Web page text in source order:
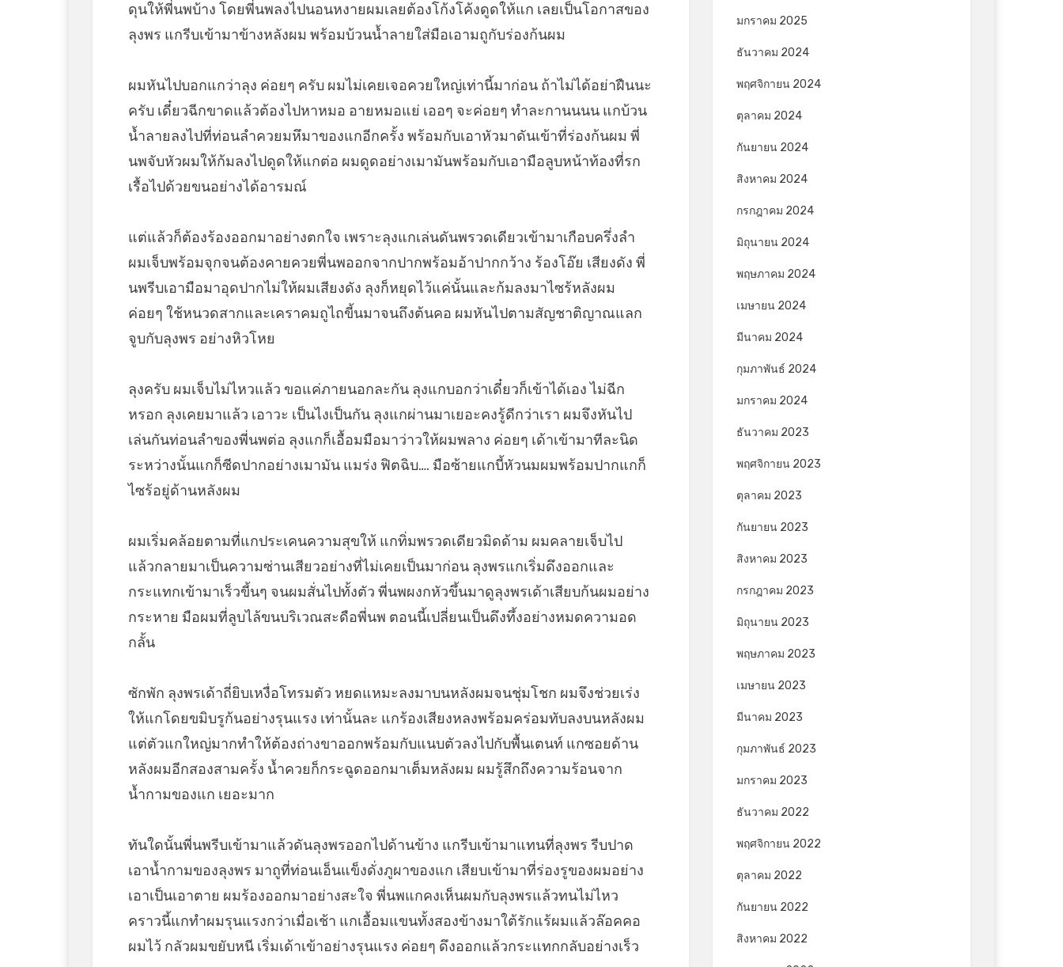
ดุนให้พี่นพบ้าง โดยพี่นพลงไปนอนหงายผมเลยต้องโก้งโค้งดูดให้แก เลยเป็นโอกาสของ
ลุงพร แกรีบเข้ามาข้างหลังผม พร้อมบ้วนน้ำลายใส่มือเอามถูกับร่องก้นผม
ผมหันไปบอกแกว่าลุง ค่อยๆ ครับ ผมไม่เคยเจอควยใหญ่เท่านี้มาก่อน ถ้าไม่ได้อย่าฝืนนะ
ครับ เดี๋ยวฉีกขาดแล้วต้องไปหาหมอ อายหมอแย่ เออๆ จะค่อยๆ ทำละกานนนน แกบ้วน
น้ำลายลงไปที่ท่อนลำควยมหึมาของแกอีกครั้ง พร้อมกับเอาหัวมาดันเข้าที่ร่องก้นผม พี่
นพจับหัวผมให้ก้มลงไปดูดให้แกต่อ ผมดูดอย่างเมามันพร้อมกับเอามือลูบหน้าท้องที่รก
เรื้อไปด้วยขนอย่างได้อารมณ์
แต่แล้วก็ต้องร้องออกมาอย่างตกใจ เพราะลุงแกเล่นดันพรวดเดียวเข้ามาเกือบครึ่งลำ
ผมเจ็บพร้อมจุกจนต้องคายควยพี่นพออกจากปากพร้อมอ้าปากกว้าง ร้องโอ๊ย เสียงดัง พี่
นพรีบเอามือมาอุดปากไม่ให้ผมเสียงดัง ลุงก็หยุดไว้แค่นั้นและก้มลงมาไซร้หลังผม
ค่อยๆ ใช้หนวดสากและเคราคมถูไถขี้นมาจนถึงต้นคอ ผมหันไปตามสัญชาติญาณแลก
จูบกับลุงพร อย่างหิวโหย
ลุงครับ ผมเจ็บไม่ไหวแล้ว ขอแค่ภายนอกละกัน ลุงแกบอกว่าเดี๋ยวก็เข้าได้เอง ไม่ฉีก
หรอก ลุงเคยมาแล้ว เอาวะ เป็นไงเป็นกัน ลุงแกผ่านมาเยอะคงรู้ดีกว่าเรา ผมจึงหันไป
เล่นกันท่อนลำของพี่นพต่อ ลุงแกก็เอื้อมมือมาว่าวให้ผมพลาง ค่อยๆ เด้าเข้ามาทีละนิด
ระหว่างนั้นแกก็ซีดปากอย่างเมามัน แมร่ง ฟิตฉิบ…. มือซ้ายแกบี้หัวนมผมพร้อมปากแกก็
ไซร้อยู่ด้านหลังผม
ผมเริ่มคล้อยตามที่แกประเคนความสุขให้ แกทิ่มพรวดเดียวมิดด้าม ผมคลายเจ็บไป
แล้วกลายมาเป็นความซ่านเสียวอย่างที่ไม่เคยเป็นมาก่อน ลุงพรแกเริ่มดึงออกและ
กระแทกเข้ามาเร็วขี้นๆ จนผมสั่นไปทั้งตัว พี่นพผงกหัวขึ้นมาดูลุงพรเด้าเสียบก้นผมอย่าง
กระหาย มือผมที่ลูบไล้ขนบริเวณสะดือพี่นพ ตอนนี้เปลี่ยนเป็นดึงทึ้งอย่างหมดความอด
กลั้น
ซักพัก ลุงพรเด้าถี่ยิบเหงื่อโทรมตัว หยดแหมะลงมาบนหลังผมจนชุ่มโชก ผมจึงช่วยเร่ง
ให้แกโดยขมิบรูก้นอย่างรุนแรง เท่านั้นละ แกร้องเสียงหลงพร้อมคร่อมทับลงบนหลังผม
แต่ตัวแกใหญ่มากทำให้ต้องถ่างขาออกพร้อมกับแนบตัวลงไปกับพื้นเตนท์ แกซอยด้าน
หลังผมอีกสองสามครั้ง น้ำควยก็กระฉูดออกมาเต็มหลังผม ผมรู้สึกถึงความร้อนจาก
น้ำกามของแก เยอะมาก
ทันใดนั้นพี่นพรีบเข้ามาแล้วดันลุงพรออกไปด้านข้าง แกรีบเข้ามาแทนที่ลุงพร รีบปาด
เอาน้ำกามของลุงพร มาถูที่ท่อนเอ็นแข็งดั่งภูผาของแก เสียบเข้ามาที่ร่องรูของผมอย่าง
เอาเป็นเอาตาย ผมร้องออกมาอย่างสะใจ พี่นพแกคงเห็นผมกับลุงพรแล้วทนไม่ไหว
คราวนี้แกทำผมรุนแรงกว่าเมื่อเช้า แกเอื้อมแขนทั้งสองข้างมาใต้รักแร้ผมแล้วล๊อคคอ
ผมไว้ กลัวผมขยับหนี เริ่มเด้าเข้าอย่างรุนแรง ค่อยๆ ดึงออกแล้วกระแทกกลับอย่างเร็ว
มกราคม 2025
ธันวาคม 2024
พฤศจิกายน 2024
ตุลาคม 2024
กันยายน 2024
สิงหาคม 2024
กรกฎาคม 2024
มิถุนายน 2024
พฤษภาคม 2024
เมษายน 2024
มีนาคม 2024
กุมภาพันธ์ 2024
มกราคม 2024
ธันวาคม 2023
พฤศจิกายน 2023
ตุลาคม 2023
กันยายน 2023
สิงหาคม 2023
กรกฎาคม 2023
มิถุนายน 2023
พฤษภาคม 2023
เมษายน 2023
มีนาคม 2023
กุมภาพันธ์ 2023
มกราคม 2023
ธันวาคม 2022
พฤศจิกายน 2022
ตุลาคม 2022
กันยายน 2022
สิงหาคม 2022